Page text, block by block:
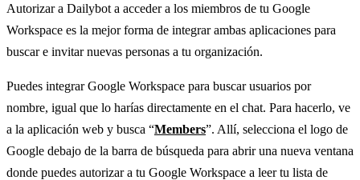
Autorizar a Dailybot a acceder a los miembros de tu Google
Workspace es la mejor forma de integrar ambas aplicaciones para
buscar e invitar nuevas personas a tu organización.
Puedes integrar Google Workspace para buscar usuarios por
nombre, igual que lo harías directamente en el chat. Para hacerlo, ve
a la aplicación web y busca “Members”. Allí, selecciona el logo de
Google debajo de la barra de búsqueda para abrir una nueva ventana
donde puedes autorizar a tu Google Workspace a leer tu lista de